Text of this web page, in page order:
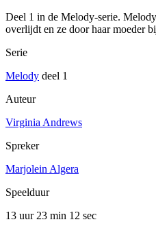
Deel 1 in de Melody-serie.
overlijdt en ze door haar moeder
Serie
Melody deel 1
Auteur
Virginia Andrews
Spreker
Marjolein Algera
Speelduur
13 uur 23 min 12 sec